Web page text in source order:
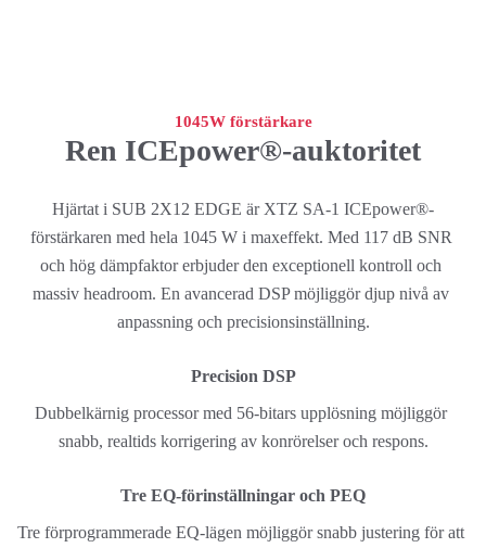
1045W förstärkare
Ren ICEpower®-auktoritet
Hjärtat i SUB 2X12 EDGE är XTZ SA-1 ICEpower®-
förstärkaren med hela 1045 W i maxeffekt. Med 117 dB SNR
och hög dämpfaktor erbjuder den exceptionell kontroll och
massiv headroom. En avancerad DSP möjliggör djup nivå av
anpassning och precisionsinställning.
Precision DSP
Dubbelkärnig processor med 56-bitars upplösning möjliggör
snabb, realtids korrigering av konrörelser och respons.
Tre EQ-förinställningar och PEQ
Tre förprogrammerade EQ-lägen möjliggör snabb justering för att